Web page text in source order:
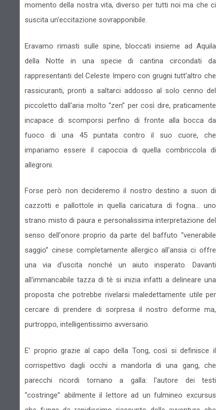
momento della nostra vita, diverso per tutti noi ma che ci
suscita un'eccitazione sovrapponibile.
Eravamo rimasti sulle spine, bloccati insieme ad Aquila
della Notte in una specie di cantina circondati da
rappresentanti del Celeste Impero con grugni tutt'altro che
rassicuranti, pronti a saltarci addosso al solo cenno del
piccoletto dall'aria molto “zen” per così dire, praticamente
incapace di scomporsi perfino di fronte alla bocca da
fuoco di una 45 puntata contro il suo cuore, che
impariamo essere il capoccia di quella combriccola di
allegroni.
Forse però non decideremo il nostro destino a suon di
cazzotti e pallottole in quella caricatura di fogna... uno
strano misto di paura e personalissima interpretazione del
senso dell'onore proprio da parte del baffuto “venerabile
saggio” cinese completamente allergico all'ansia ci offre
una via d'uscita nonché un aiuto insperato. Davanti
all'immancabile tazza di tè si inizia infatti a delineare una
proposta che potrebbe rivelarsi maledettamente utile per
cercare di prendere di sorpresa il nostro deforme ma,
purtroppo, intelligentissimo avversario.
E' proprio grazie al capo della Tong, così si definisce il
corrispettivo dagli occhi a mandorla di una gang, che
parecchi ricordi tornano a galla: l'autore dei testi
“costringe” abilmente il lettore ad un fulmineo excursus